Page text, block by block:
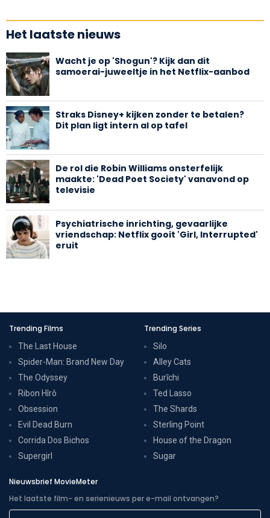
Het laatste nieuws
Wacht je op 'Shogun'? Kijk dan dit
samoerai-juweeltje in het Netflix-aanbod
Straks Disney+ kijken zonder te betalen?
Dit plan ligt intern al op tafel
De rol die Robin Williams onsterfelijk
maakte: 'Dead Poet Society' vanavond op
televisie
Psychiatrische inrichting, gevaarlijke
vriendschap: Netflix gooit 'Girl, Interrupted'
eruit
Trending Films
The Last House
Spider-Man: Brand New Day
The Odyssey
Ribon Hîrô
Obsession
Evil Dead Burn
Corrida Dos Bichos
Supergirl
Trending Series
Silo
Alley Cats
Burīchi
Ted Lasso
The Shards
Sterling Point
House of the Dragon
Sugar
Nieuwsbrief MovieMeter
Het laatste film- en serienieuws per e-mail ontvangen?